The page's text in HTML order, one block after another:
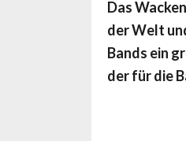
Das
der Welt
Bands ein
der für die